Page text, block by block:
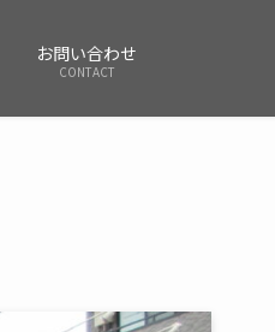
お問い合わせ
CONTACT